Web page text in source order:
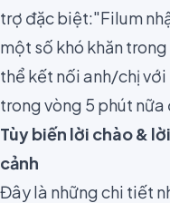
trợ đặc biệt:"Filum
một số khó khăn
thể kết nối anh/chị
trong vòng 5 phút nữa
Tùy biến lời chào &
cảnh
Đây là những chi tiết